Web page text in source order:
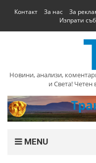
Контакт За нас За
Изпрати
Новини, анализи,
и Света! Четен
MENU